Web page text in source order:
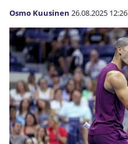
Osmo Kuusinen 26.08.2025 12:26